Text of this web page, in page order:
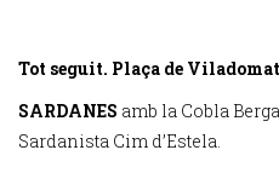
Tot seguit. Plaça de Viladomat
SARDANES amb la Cobla
Sardanista Cim d’Estela.